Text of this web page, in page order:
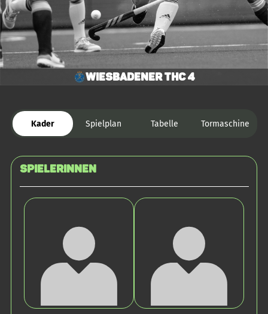
Wiesbadener THC 4
Kader Spielplan Tabelle Tormaschine
SPIELERINNEN